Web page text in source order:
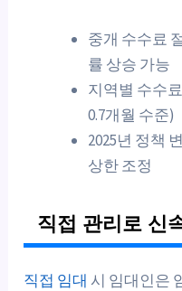
중개 수수료
률 상승 가능
지역별 수수
0.7개월 수준)
2025년 정책
상한 조정
직접 관리로 신
직접 임대 시 임대인은